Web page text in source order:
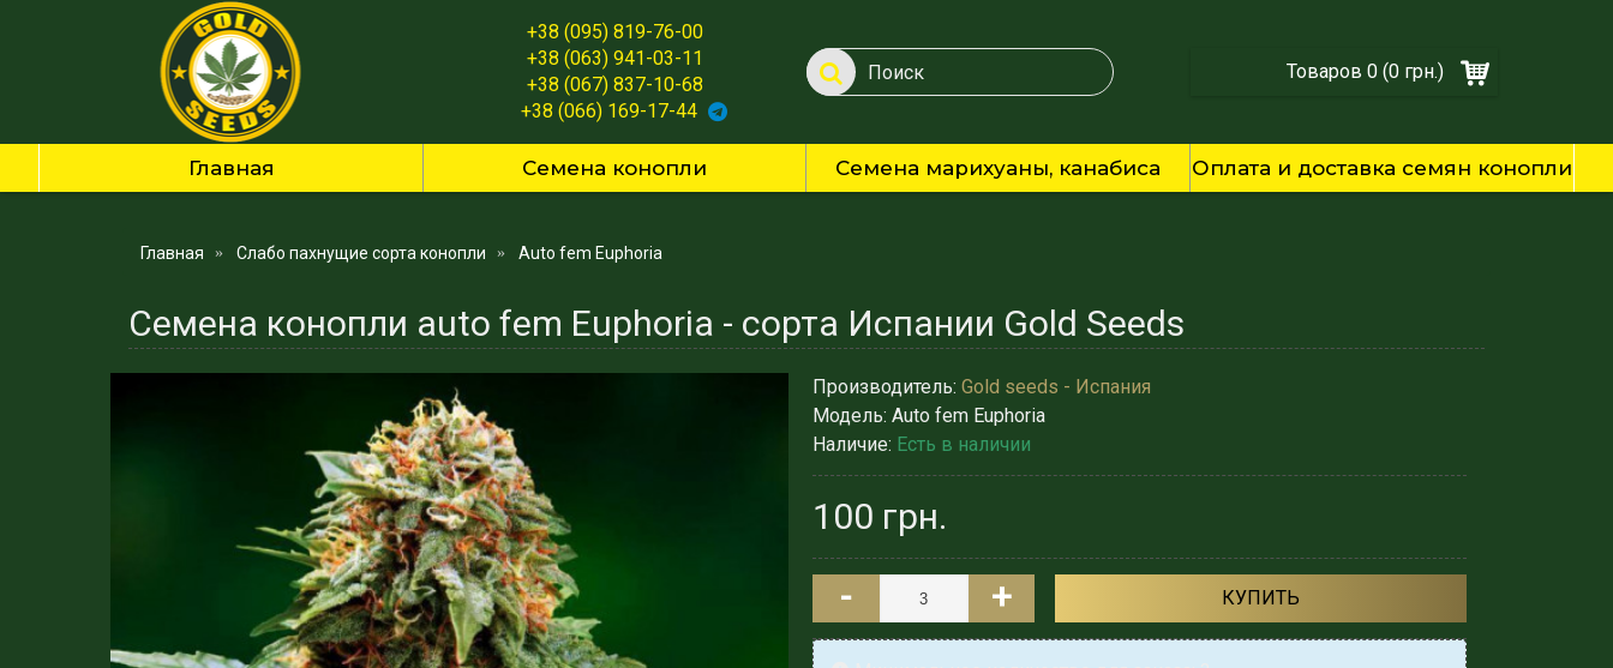
+38 (095) 819-76-00
+38 (063) 941-03-11
+38 (067) 837-10-68
+38 (066) 169-17-44
Товаров 0 (0 грн.)
Главная Семена конопли Семена марихуаны, канабиса Оплата и доставка семян конопли
Главная Слабо пахнущие сорта конопли Auto fem Euphoria
Семена конопли auto fem Euphoria - сорта Испании Gold Seeds
Производитель: Gold seeds - Испания
Модель: Auto fem Euphoria
Наличие: Есть в наличии
100 грн.
-
+ КУПИТЬ